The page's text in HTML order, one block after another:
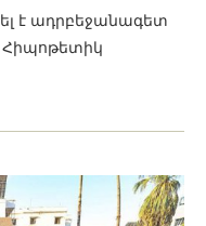
է ադրբեջանագետ
Հիպոթետիկ